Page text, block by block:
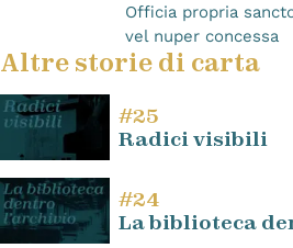
Officia propria
vel nuper concessa
Altre storie di carta
#25
Radici visibili
#24
La biblioteca